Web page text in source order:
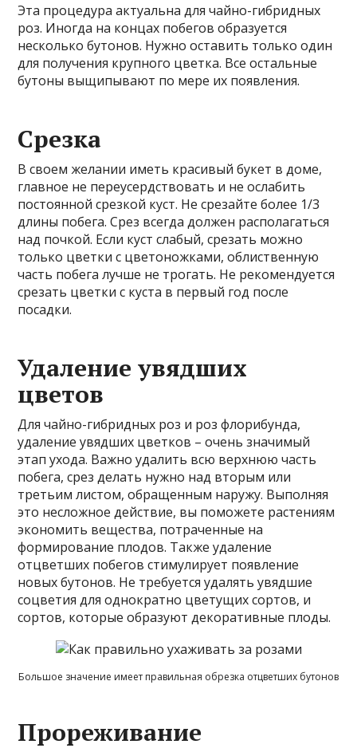
Эта процедура актуальна для чайно-гибридных
роз. Иногда на концах побегов образуется
несколько бутонов. Нужно оставить только один
для получения крупного цветка. Все остальные
бутоны выщипывают по мере их появления.
Срезка
В своем желании иметь красивый букет в доме,
главное не переусердствовать и не ослабить
постоянной срезкой куст. Не срезайте более 1/3
длины побега. Срез всегда должен располагаться
над почкой. Если куст слабый, срезать можно
только цветки с цветоножками, облиственную
часть побега лучше не трогать. Не рекомендуется
срезать цветки с куста в первый год после
посадки.
Удаление увядших
цветов
Для чайно-гибридных роз и роз флорибунда,
удаление увядших цветков – очень значимый
этап ухода. Важно удалить всю верхнюю часть
побега, срез делать нужно над вторым или
третьим листом, обращенным наружу. Выполняя
это несложное действие, вы поможете растениям
экономить вещества, потраченные на
формирование плодов. Также удаление
отцветших побегов стимулирует появление
новых бутонов. Не требуется удалять увядшие
соцветия для однократно цветущих сортов, и
сортов, которые образуют декоративные плоды.
Большое значение имеет правильная обрезка отцветших бутонов
Прореживание